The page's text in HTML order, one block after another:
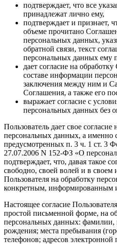
подтверждает, что все
принадлежат лично ему,
подтверждает и признает,
объеме прочитано
персональных данных,
обратной связи, текст
персональных данных ему
дает согласие на
составе информации
заключения между ним и
Соглашения, а также его
выражает согласие с
персональных данных без
Пользователь дает свое согласие
персональных данных, а именно
предусмотренных п. 3 ч. 1 ст. 3
27.07.2006 N 152-ФЗ «О
подтверждает, что, давая такое
свободно, своей волей и в своем
Пользователя на обработку
конкретным, информированным
Настоящее согласие
простой письменной форме, на
персональных данных: фамилии,
рождения; места пребывания
телефонов; адресов